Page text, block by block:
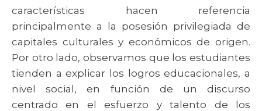
características hacen referencia
principalmente a la posesión privilegiada de
capitales culturales y económicos de origen.
Por otro lado, observamos que los estudiantes
tienden a explicar los logros educacionales, a
nivel social, en función de un discurso
centrado en el esfuerzo y talento de los